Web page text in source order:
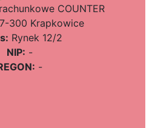
COUNTER
300 Krapkowice
Rynek 12/2
NIP: -
-